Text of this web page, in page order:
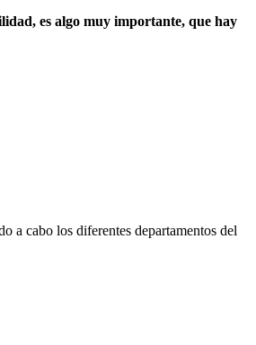
es algo muy importante, que hay
a cabo los diferentes departamentos del